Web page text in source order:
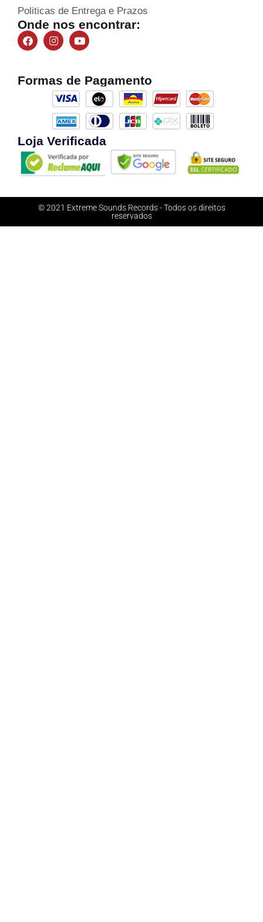
Politicas de Entrega e Prazos
Onde nos encontrar:
Formas de Pagamento
Loja Verificada
© 2021 Extreme Sounds Records - Todos os direitos
reservados